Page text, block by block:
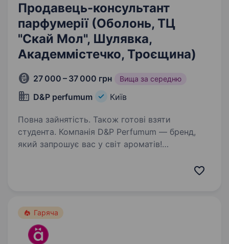
Продавець-консультант
парфумерії (Оболонь, ТЦ
"Скай Мол", Шулявка,
Академмістечко, Троєщина)
27 000 – 37 000 грн Вища за середню
D&Р perfumum Київ
Повна зайнятість. Також готові взяти
студента. Компанія D&P Perfumum — бренд,
який запрошує вас у світ ароматів!
Гаряча